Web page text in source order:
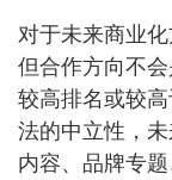
对于未来商业
但合作方向不
较高排名或较
法的中立性，
内容、品牌专